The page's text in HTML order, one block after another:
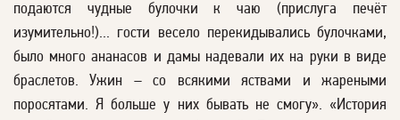
подаются чудные булочки к чаю (прислуга печёт
изумительно!)... гости весело перекидывались булочками,
было много ананасов и дамы надевали их на руки в виде
браслетов. Ужин – со всякими яствами и жареными
поросятами. Я больше у них бывать не смогу». «История